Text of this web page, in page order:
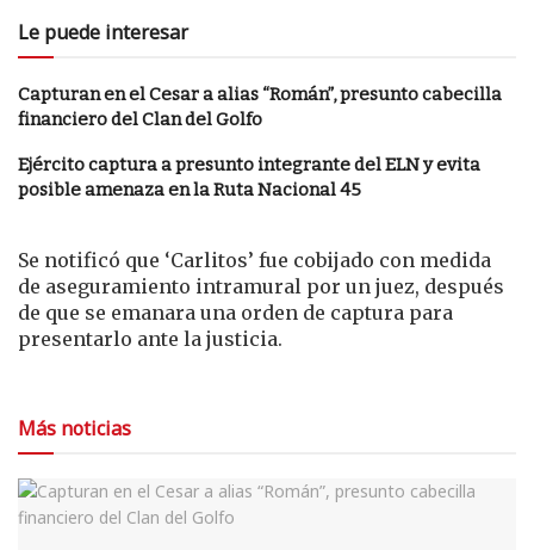
Le puede interesar
Capturan en el Cesar a alias “Román”, presunto cabecilla
financiero del Clan del Golfo
Ejército captura a presunto integrante del ELN y evita
posible amenaza en la Ruta Nacional 45
Se notificó que ‘Carlitos’ fue cobijado con medida
de aseguramiento intramural por un juez, después
de que se emanara una orden de captura para
presentarlo ante la justicia.
Más noticias